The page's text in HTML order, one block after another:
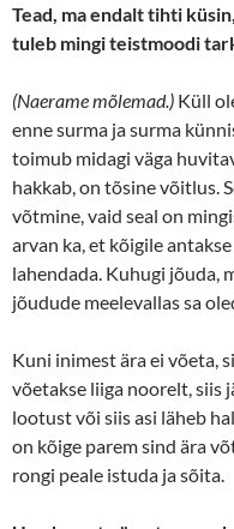
Tead, ma endalt tihti
tuleb mingi teistmoodi
(Naerame mõlemad.) Küll
enne surma ja surma
toimub midagi väga
hakkab, on tõsine võitlus.
võtmine, vaid seal on
arvan ka, et kõigile
lahendada. Kuhugi jõuda,
jõudude meelevallas sa
Kuni inimest ära ei võeta,
võetakse liiga noorelt, siis
lootust või siis asi läheb
on kõige parem sind ära
rongi peale istuda ja sõita.